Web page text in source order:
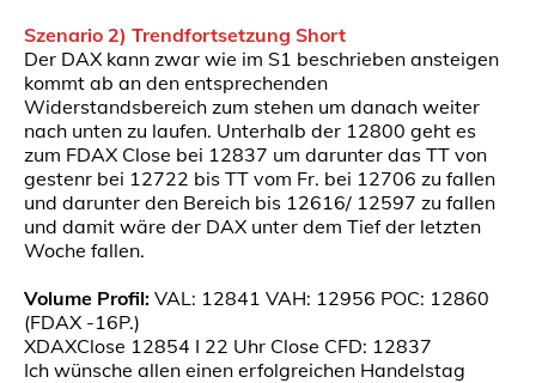
Szenario 2) Trendfortsetzung Short
Der DAX kann zwar wie im S1 beschrieben ansteigen
kommt ab an den entsprechenden
Widerstandsbereich zum stehen um danach weiter
nach unten zu laufen. Unterhalb der 12800 geht es
zum FDAX Close bei 12837 um darunter das TT von
gestenr bei 12722 bis TT vom Fr. bei 12706 zu fallen
und darunter den Bereich bis 12616/ 12597 zu fallen
und damit wäre der DAX unter dem Tief der letzten
Woche fallen.
Volume Profil: VAL: 12841 VAH: 12956 POC: 12860
(FDAX -16P.)
XDAXClose 12854 I 22 Uhr Close CFD: 12837
Ich wünsche allen einen erfolgreichen Handelstag